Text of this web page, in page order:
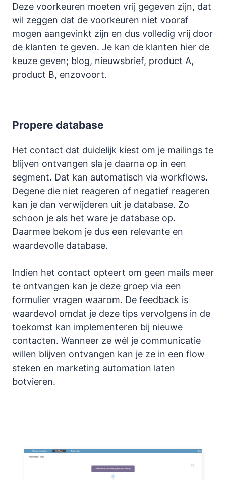
Deze voorkeuren moeten vrij gegeven zijn, dat
wil zeggen dat de voorkeuren niet vooraf
mogen aangevinkt zijn en dus volledig vrij door
de klanten te geven. Je kan de klanten hier de
keuze geven; blog, nieuwsbrief, product A,
product B, enzovoort.
Propere database
Het contact dat duidelijk kiest om je mailings te
blijven ontvangen sla je daarna op in een
segment. Dat kan automatisch via workflows.
Degene die niet reageren of negatief reageren
kan je dan verwijderen uit je database. Zo
schoon je als het ware je database op.
Daarmee bekom je dus een relevante en
waardevolle database.
Indien het contact opteert om geen mails meer
te ontvangen kan je deze groep via een
formulier vragen waarom. De feedback is
waardevol omdat je deze tips vervolgens in de
toekomst kan implementeren bij nieuwe
contacten. Wanneer ze wél je communicatie
willen blijven ontvangen kan je ze in een flow
steken en marketing automation laten
botvieren.